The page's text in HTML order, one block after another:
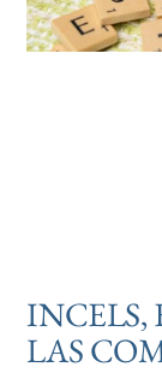
INCELS,
LAS